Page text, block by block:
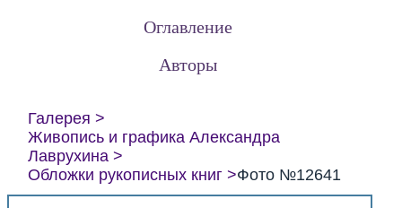
Оглавление
Авторы
Галерея
Живопись и графика Александра
Лаврухина
Обложки рукописных книг
Фото №12641